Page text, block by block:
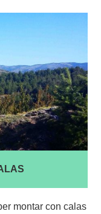
montar con calas